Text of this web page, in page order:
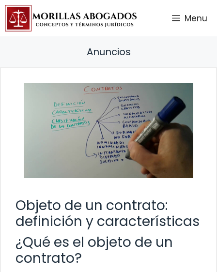
Saltar
contenido
Menu
Anuncios
Objeto de un contrato:
definición y características
¿Qué es el objeto de un
contrato?